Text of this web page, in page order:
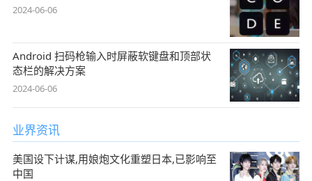
2024-06-06
Android 扫码枪输入时屏蔽软键盘和顶部状
态栏的解决方案
2024-06-06
业界资讯
美国设下计谋,用娘炮文化重塑日本,已影响至
中国